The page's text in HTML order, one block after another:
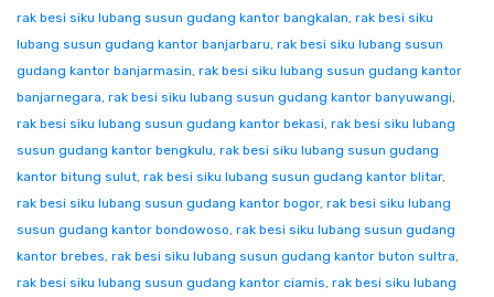
rak besi siku lubang susun gudang kantor bangkalan, rak besi siku
lubang susun gudang kantor banjarbaru, rak besi siku lubang susun
gudang kantor banjarmasin, rak besi siku lubang susun gudang kantor
banjarnegara, rak besi siku lubang susun gudang kantor banyuwangi,
rak besi siku lubang susun gudang kantor bekasi, rak besi siku lubang
susun gudang kantor bengkulu, rak besi siku lubang susun gudang
kantor bitung sulut, rak besi siku lubang susun gudang kantor blitar,
rak besi siku lubang susun gudang kantor bogor, rak besi siku lubang
susun gudang kantor bondowoso, rak besi siku lubang susun gudang
kantor brebes, rak besi siku lubang susun gudang kantor buton sultra,
rak besi siku lubang susun gudang kantor ciamis, rak besi siku lubang